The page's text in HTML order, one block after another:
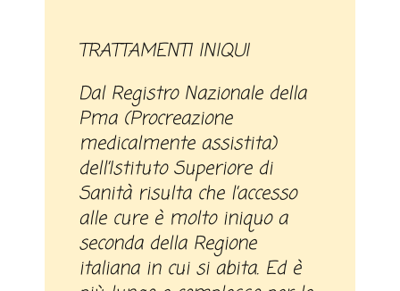
TRATTAMENTI INIQUI
Dal Registro Nazionale della
Pma (Procreazione
medicalmente assistita)
dell’Istituto Superiore di
Sanità risulta che l’accesso
alle cure è molto iniquo a
seconda della Regione
italiana in cui si abita. Ed è